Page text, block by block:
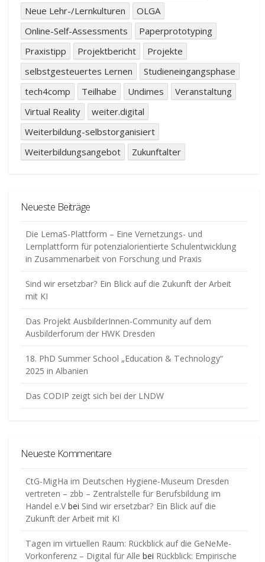
Neue Lehr-/Lernkulturen
OLGA
Online-Self-Assessments
Paperprototyping
Praxistipp
Projektbericht
Projekte
selbstgesteuertes Lernen
Studieneingangsphase
tech4comp
Teilhabe Undimes
Veranstaltung
Virtual Reality
weiter.digital
Weiterbildung-selbstorganisiert
Weiterbildungsangebot
Zukunftalter
Neueste Beiträge
Die LemaS-Plattform – Eine Vernetzungs- und
Lernplattform für potenzialorientierte Schulentwicklung
in Zusammenarbeit von Forschung und Praxis
Sind wir ersetzbar? Ein Blick auf die Zukunft der Arbeit
mit KI
Das Projekt AusbilderInnen-Community auf dem
Ausbilderforum der HWK Dresden
18. PhD Summer School „Education & Technology“
2025 in Albanien
Das CODIP zeigt sich bei der LNDW
Neueste Kommentare
CtG-MigHa im Deutschen Hygiene-Museum Dresden
vertreten – zbb – Zentralstelle für Berufsbildung im
Handel e.Vbei Sind wir ersetzbar? Ein Blick auf die
Zukunft der Arbeit mit KI
Tagen im virtuellen Raum: Rückblick auf die GeNeMe-
Vorkonferenz – Digital für Alle bei Rückblick: Empirische